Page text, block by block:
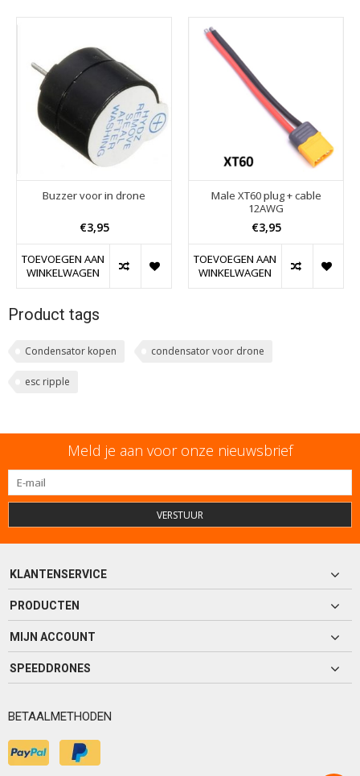
Buzzer voor in drone
€3,95
TOEVOEGEN AAN
WINKELWAGEN
Male XT60 plug + cable
12AWG
€3,95
TOEVOEGEN AAN
WINKELWAGEN
Product tags
Condensator kopen condensator voor drone
esc ripple
Meld je aan voor onze nieuwsbrief
VERSTUUR
KLANTENSERVICE
PRODUCTEN
MIJN ACCOUNT
SPEEDDRONES
BETAALMETHODEN